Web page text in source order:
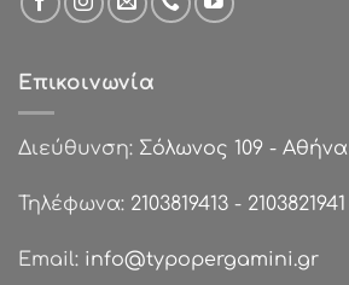
Επικοινωνία
Διεύθυνση: Σόλωνος 109 - Αθήνα
Τηλέφωνα: 2103819413 - 2103821941
Email: info@typopergamini.gr